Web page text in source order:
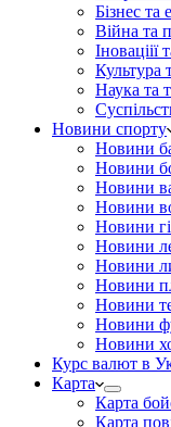
Бізнес та
Війна та
Культура
Наука та
Новини спорту
Новини
Новини
Новини
Новини
Новини
Новини
Новини
Новини
Новини
Новини
Новини
Курс валют в
Карта
Карта
Карта